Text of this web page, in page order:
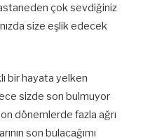
çok sevdiğiniz
size eşlik edecek
bir hayata yelken
sizde son bulmuyor
dönemlerde fazla ağrı
son bulacağımı